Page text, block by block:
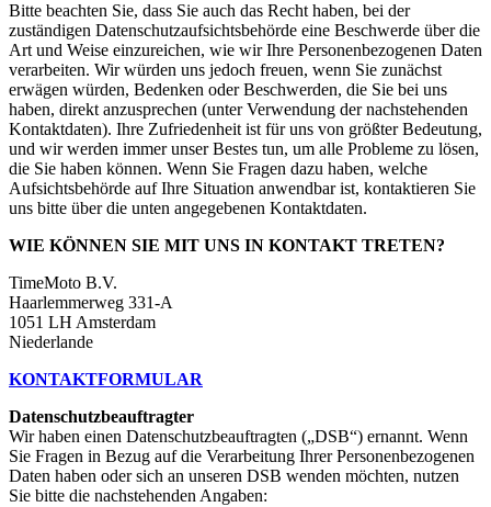
Bitte beachten Sie, dass Sie auch das Recht haben, bei der
zuständigen Datenschutzaufsichtsbehörde eine Beschwerde über die
Art und Weise einzureichen, wie wir Ihre Personenbezogenen Daten
verarbeiten. Wir würden uns jedoch freuen, wenn Sie zunächst
erwägen würden, Bedenken oder Beschwerden, die Sie bei uns
haben, direkt anzusprechen (unter Verwendung der nachstehenden
Kontaktdaten). Ihre Zufriedenheit ist für uns von größter Bedeutung,
und wir werden immer unser Bestes tun, um alle Probleme zu lösen,
die Sie haben können. Wenn Sie Fragen dazu haben, welche
Aufsichtsbehörde auf Ihre Situation anwendbar ist, kontaktieren Sie
uns bitte über die unten angegebenen Kontaktdaten.
WIE KÖNNEN SIE MIT UNS IN KONTAKT TRETEN?
TimeMoto B.V.
Haarlemmerweg 331-A
1051 LH Amsterdam
Niederlande
KONTAKTFORMULAR
Datenschutzbeauftragter
Wir haben einen Datenschutzbeauftragten („DSB“) ernannt. Wenn
Sie Fragen in Bezug auf die Verarbeitung Ihrer Personenbezogenen
Daten haben oder sich an unseren DSB wenden möchten, nutzen
Sie bitte die nachstehenden Angaben: